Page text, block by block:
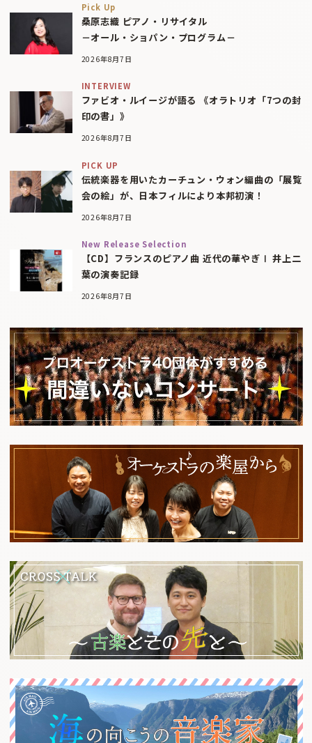
Pick Up
桑原志織 ピアノ・リサイタル
－オール・ショパン・プログラム－
2026年8月7日
INTERVIEW
ファビオ・ルイージが語る 《オラトリオ「7つの封
印の書」》
2026年8月7日
PICK UP
伝統楽器を用いたカーチュン・ウォン編曲の「展覧
会の絵」が、日本フィルにより本邦初演！
2026年8月7日
New Release Selection
【CD】フランスのピアノ曲 近代の華やぎⅠ 井上二
葉の演奏記録
2026年8月7日